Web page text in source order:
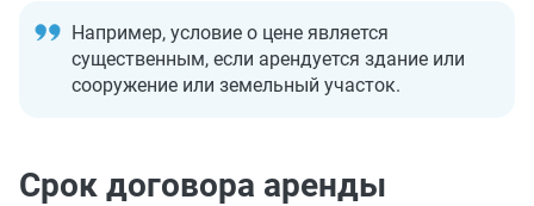
Например, условие о цене является
существенным, если арендуется здание или
сооружение или земельный участок.
Срок договора аренды